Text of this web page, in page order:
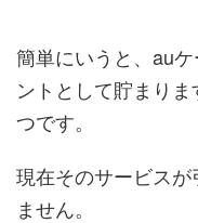
簡単にいうと、au
ントとして貯まり
つです。
現在そのサービス
ません。